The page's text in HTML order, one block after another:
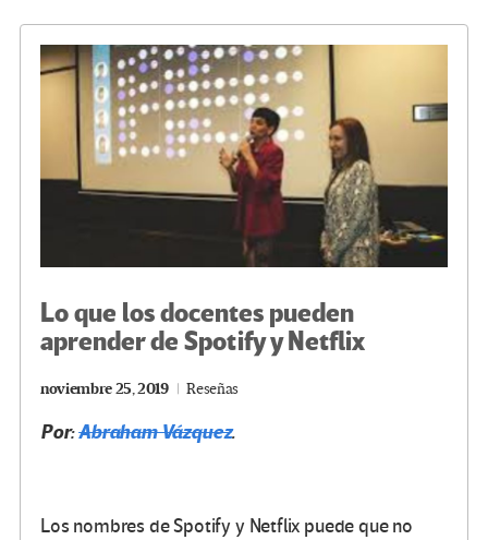
o
k
m n
ar
tir
Lo que los docentes pueden
aprender de Spotify y Netflix
noviembre 25, 2019 Reseñas
Por:Abraham Vázquez.
Los nombres de Spotify y Netflix puede que no